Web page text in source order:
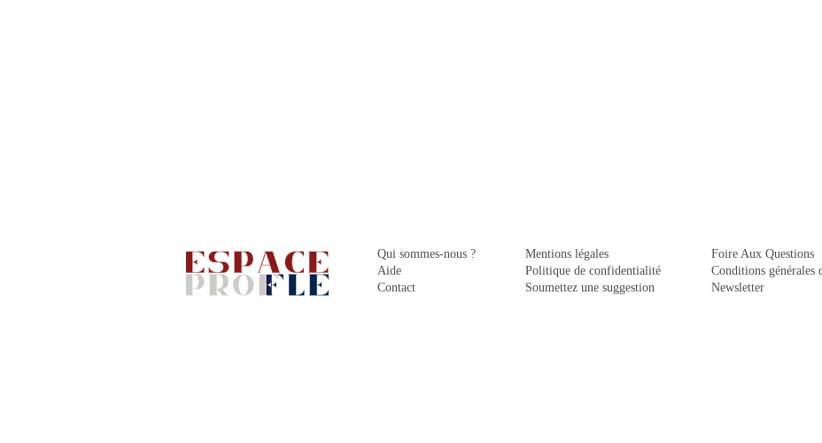
Qui sommes-nous ?
Aide
Contact
Mentions légales
Politique de confidentialité
Soumettez une suggestion
Foire Aux Questions
Conditions générales
Newsletter